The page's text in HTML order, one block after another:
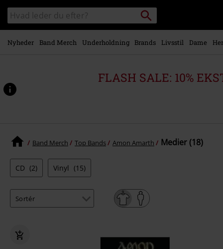
Gå til
hovedindhold
Søg
sortiment
Søg
Nyheder Band Merch Underholdning Brands Livsstil Dame
FLASH SALE: 10%
Band Merch Top Bands Amon Amarth Medier (18)
CD (2) Vinyl (15)